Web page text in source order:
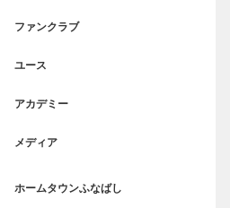
ファンクラブ
ユース
アカデミー
メディア
ホームタウンふなばし